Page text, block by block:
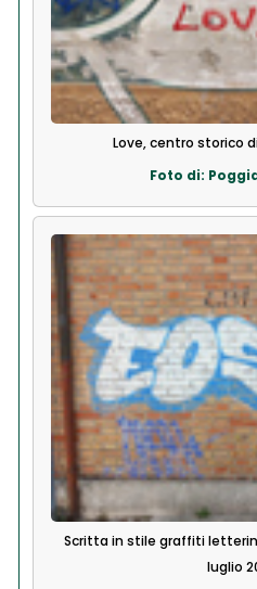
Love, centro storico
Foto di:
Scritta in stile graffiti
luglio